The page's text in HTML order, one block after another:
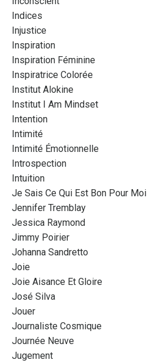
Indices
Injustice
Inspiration
Inspiration Féminine
Inspiratrice Colorée
Institut Alokine
Institut I Am Mindset
Intention
Intimité
Intimité Émotionnelle
Introspection
Intuition
Je Sais Ce Qui Est Bon Pour Moi
Jennifer Tremblay
Jessica Raymond
Jimmy Poirier
Johanna Sandretto
Joie
Joie Aisance Et Gloire
José Silva
Jouer
Journaliste Cosmique
Journée Neuve
Jugement